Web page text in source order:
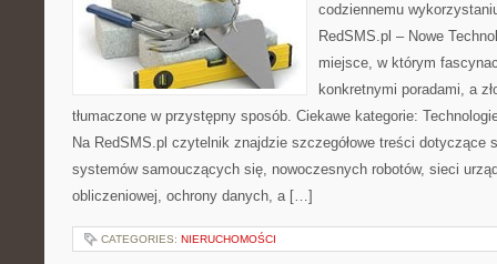
codziennemu
RedSMS.pl – Nowe
miejsce, w którym
konkretnymi poradami, a
tłumaczone w przystępny sposób. Ciekawe kategorie:
Na RedSMS.pl czytelnik znajdzie szczegółowe treści dotyczące
systemów samouczących się, nowoczesnych robotów, sieci
obliczeniowej, ochrony danych, a […]
CATEGORIES: NIERUCHOMOŚCI